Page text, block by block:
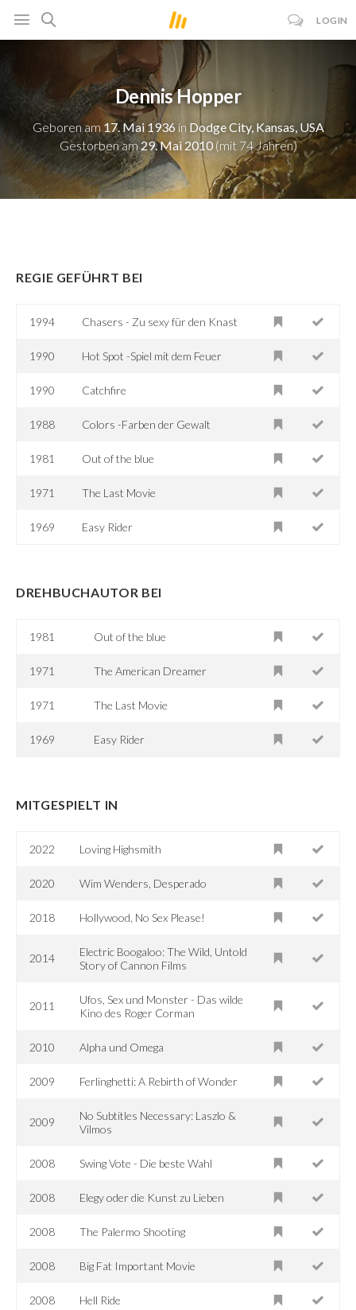
LOGIN
Dennis Hopper
Geboren am 17. Mai 1936 in Dodge City, Kansas, USA
Gestorben am29. Mai 2010(mit 74 Jahren)
REGIE GEFÜHRT BEI
1994 Chasers - Zu sexy für den Knast
1990 Hot Spot -Spiel mit dem Feuer
1990 Catchfire
1988 Colors -Farben der Gewalt
1981 Out of the blue
1971 The Last Movie
1969 Easy Rider
DREHBUCHAUTOR BEI
1981 Out of the blue
1971 The American Dreamer
1971 The Last Movie
1969 Easy Rider
MITGESPIELT IN
2022 Loving Highsmith
2020 Wim Wenders, Desperado
2018 Hollywood, No Sex Please!
2014
Electric Boogaloo: The Wild, Untold
Story of Cannon Films
2011
Ufos, Sex und Monster - Das wilde
Kino des Roger Corman
2010 Alpha und Omega
2009 Ferlinghetti: A Rebirth of Wonder
2009
No Subtitles Necessary: Laszlo &
Vilmos
2008 Swing Vote - Die beste Wahl
2008 Elegy oder die Kunst zu Lieben
2008 The Palermo Shooting
2008 Big Fat Important Movie
2008 Hell Ride